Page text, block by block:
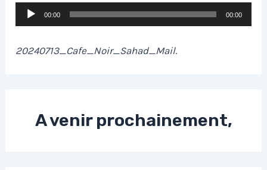
Lecteur
audio
00:00 00:00
20240713_Cafe_Noir_Sahad_Mail.
A venir prochainement,